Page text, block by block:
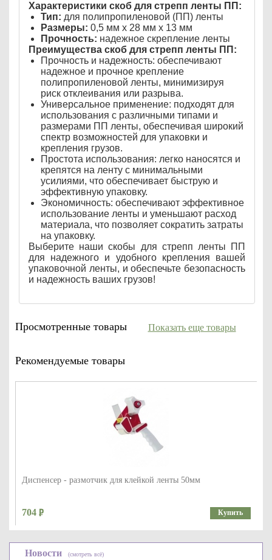
Характеристики скоб для стрепп ленты ПП:
Тип: для полипропиленовой (ПП) ленты
Размеры: 0,5 мм х 28 мм х 13 мм
Прочность: надежное скрепление ленты
Преимущества скоб для стрепп ленты ПП:
Прочность и надежность: обеспечивают
надежное и прочное крепление
полипропиленовой ленты, минимизируя
риск отклеивания или разрыва.
Универсальное применение: подходят для
использования с различными типами и
размерами ПП ленты, обеспечивая широкий
спектр возможностей для упаковки и
крепления грузов.
Простота использования: легко наносятся и
крепятся на ленту с минимальными
усилиями, что обеспечивает быструю и
эффективную упаковку.
Экономичность: обеспечивают эффективное
использование ленты и уменьшают расход
материала, что позволяет сократить затраты
на упаковку.
Выберите наши скобы для стрепп ленты ПП
для надежного и удобного крепления вашей
упаковочной ленты, и обеспечьте безопасность
и надежность ваших грузов!
Просмотренные товары
Рекомендуемые товары
Диспенсер - размотчик для клейкой ленты 50мм
704 Купить
Показать еще товары
Новости (смотреть всё)